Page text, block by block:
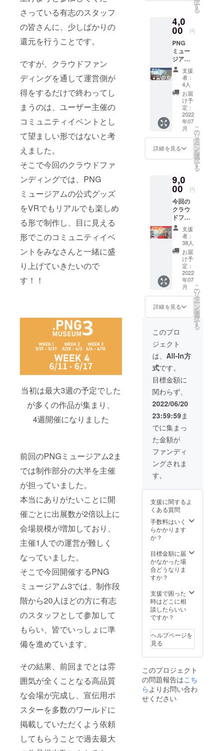
さっている有志のスタッフ
の皆さんに、少しばかりの
還元を行うことです。
ですが、クラウドファン
ディングを通して運営側が
得をするだけで終わってし
まうのは、ユーザー主催の
コミュニティイベントとし
て望ましい形ではないと考
えました。
そこで今回のクラウドファ
ンディングでは、PNG
ミュージアムの公式グッズ
をVRでもリアルでも楽しめ
る形で制作し、目に見える
形でこのコミュニティイベ
ントをみなさんと一緒に盛
り上げていきたいので
す！！
当初は最大3週の予定でした
が多くの作品が集まり、
4週開催になりました
前回のPNGミュージアム2ま
では制作部分の大半を主催
が担っていました。
本当にありがたいことに開
催ごとに出展数が2倍以上に
会場規模が増加しており、
主催1人での運営が難しく
なっていました。
そこで今回開催するPNG
ミュージアム3では、制作段
階から20人ほどの方に有志
のスタッフとして参加して
もらい、皆でいっしょに準
備を進めています。
その結果、前回までとは雰
囲気が全くことなる高品質
な会場が完成し、宣伝用ポ
スターを多数のワールドに
掲載していただくよう依頼
してもらうことで過去最大
い
ンを選
種から
自由に
お選び
いただ
けま
す。 合
わせ
て、
VRSNS
で使用
できる
データ
もメー
ルで一
緒にお
送りし
ます。
考欄に
ご記入
くださ
い
す
る
4,0
00 円
PNG
ミュー
ジアム
ロゴ
バッジ
に加え
て、ア
クリル
キーホ
ルダー
をお届
けしま
す！ サ
イズは
50mm
×
で、リ
ターン
を選ぶ
際に4種
から自
由にお
選びい
ただけ
ます。
合わせ
て、
VRSNS
で使用
できる
データ
もメー
ルで一
ます。
※記載す
るネー
ムを備
考欄に
ご記入
くださ
い
支援
者：
4人
お届
け予
定：
2022
年07
月
詳細を見る
こ
の
リ
タ
ー
ン
を
選
択
す
る
9,0
00 円
今回の
クラウ
ドファ
ンディ
ングで
制作す
る全て
のグッ
ズをお
届けし
ます！
グッズ
の中身
はロゴ
バッ
ジ、ア
クリル
キーホ
ルダー4
種すべ
て、ク
リア
ファイ
ル4種す
べてに
加えて
トート
バッグ
になり
ます。
さら
に、サ
ウンド
クリエ
VRChat
されて
いる
SOUさ
んによ
る、会
データ
も！ 合
わせ
て、
で使用
できる
グッズ
データ
ルで一
緒にお
送りし
ます。
るネー
ムを備
考欄に
ご記入
くださ
支援
者：
38人
お届
け予
定：
2022
年07
月
詳細を見る
こ
の
リ
タ
ー
ン
を
選
択
す
る
このプロ
ジェクト
は、 All-In方
式です。
目標金額に
関わらず、
2022/06/20
23:59:59ま
でに集まっ
た金額が
ファンディ
ングされま
す。
支援に関するよ
くある質問
手数料はいく
らかかります
か？
目標金額に届
かなかった場
合どうなりま
すか？
支援で困った
時はどこに相
談したらいい
ですか？
ヘルプページを
見る
このプロジェクト
の問題報告はこち
ら よりお問い合わ
せください